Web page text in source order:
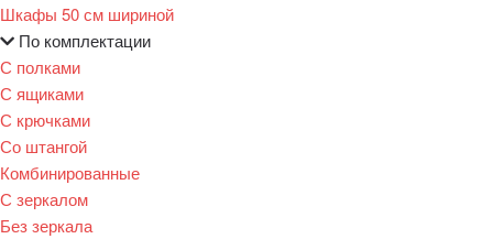
Шкафы 50 см шириной
По комплектации
С полками
С ящиками
С крючками
Со штангой
Комбинированные
С зеркалом
Без зеркала